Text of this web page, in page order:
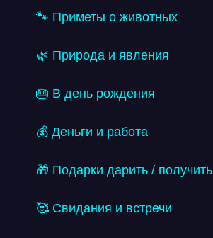
🐾 Приметы о животных
🌿 Природа и явления
🎂 В день рождения
💰 Деньги и работа
🎁 Подарки дарить / получить
🥰 Свидания и встречи